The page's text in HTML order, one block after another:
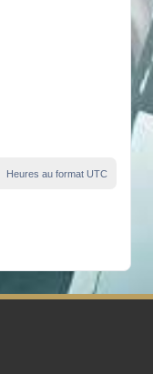
Heures au format UTC